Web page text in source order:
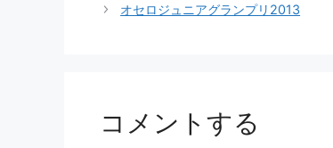
ゴ
オセロジュニアグランプリ2013
コメントする